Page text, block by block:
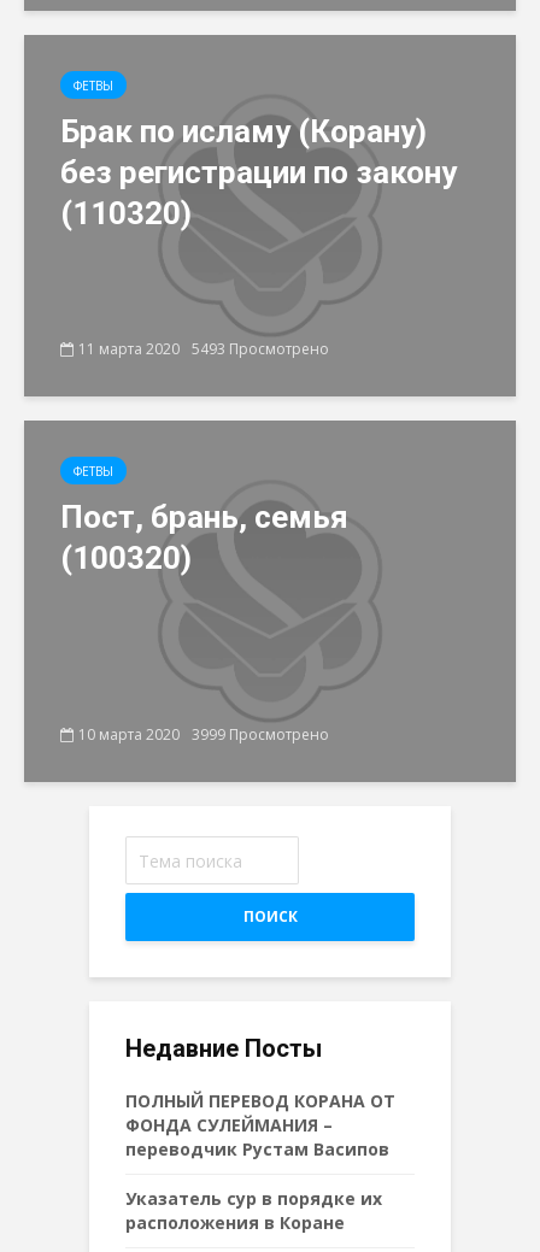
ФЕТВЫ
Брак по исламу (Корану)
без регистрации по закону
(110320)
11 марта 2020 5493 Просмотрено
ФЕТВЫ
Пост, брань, семья
(100320)
10 марта 2020 3999 Просмотрено
ПОИСК
Недавние Посты
ПОЛНЫЙ ПЕРЕВОД КОРАНА ОТ
ФОНДА СУЛЕЙМАНИЯ –
переводчик Рустам Васипов
Указатель сур в порядке их
расположения в Коране